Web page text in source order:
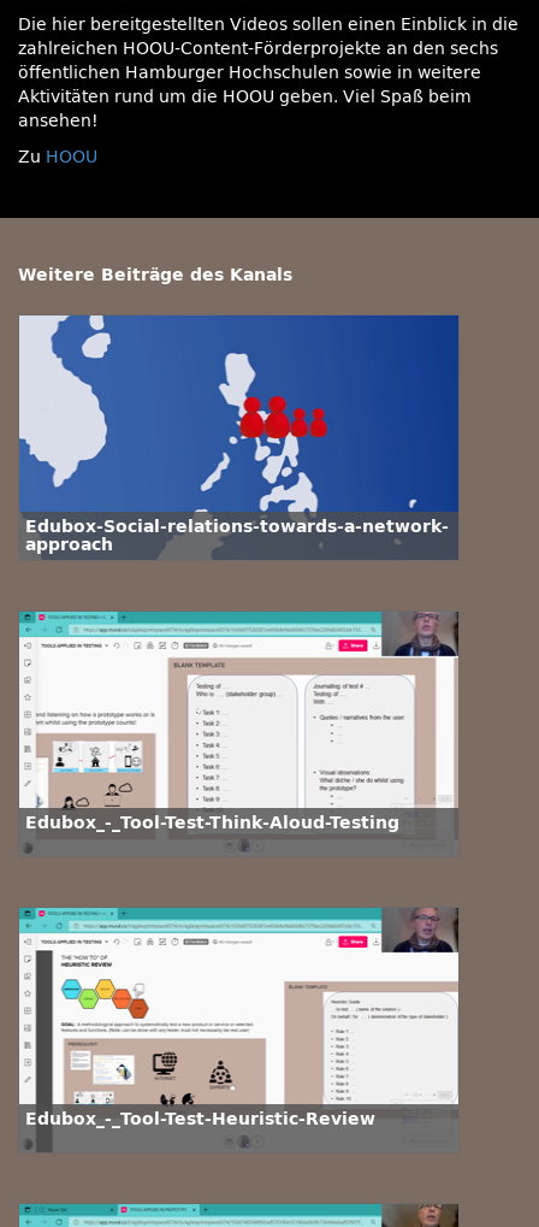
Die hier bereitgestellten Videos sollen einen Einblick in die
zahlreichen HOOU-Content-Förderprojekte an den sechs
öffentlichen Hamburger Hochschulen sowie in weitere
Aktivitäten rund um die HOOU geben. Viel Spaß beim
ansehen!
Zu HOOU
Weitere Beiträge des Kanals
Edubox-Social-relations-towards-a-network-
approach
Edubox_-_Tool-Test-Think-Aloud-Testing
Edubox_-_Tool-Test-Heuristic-Review